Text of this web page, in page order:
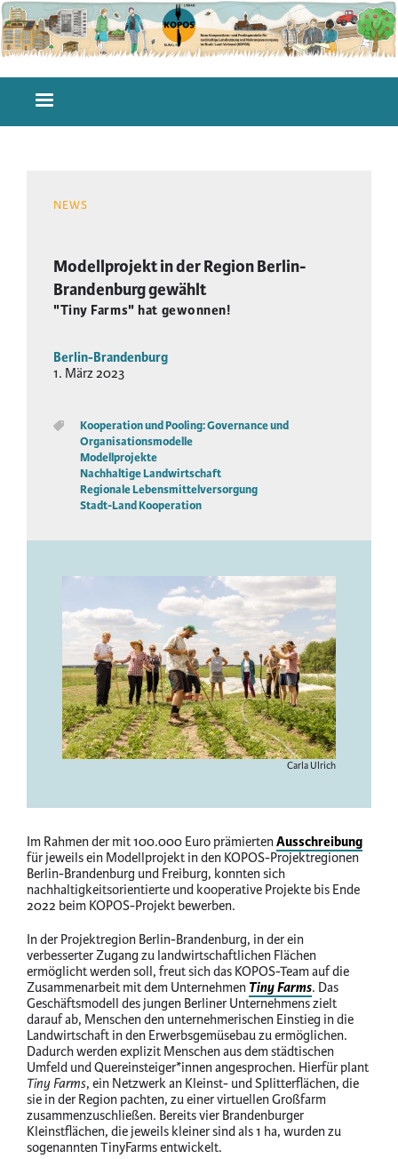
Direkt
zum
Inhalt
Hauptnavigation
NEWS
Modellprojekt in der Region Berlin-
Brandenburg gewählt
"Tiny Farms" hat gewonnen!
Berlin-Brandenburg
DATUM
1. März 2023
Kooperation und Pooling: Governance und
Organisationsmodelle
Modellprojekte
Nachhaltige Landwirtschaft
Regionale Lebensmittelversorgung
Stadt-Land Kooperation
Image
information
Carla Ulrich
Im Rahmen der mit 100.000 Euro prämiertenAusschreibung
für jeweils ein Modellprojekt in den KOPOS-Projektregionen
Berlin-Brandenburg und Freiburg, konnten sich
nachhaltigkeitsorientierte und kooperative Projekte bis Ende
2022 beim KOPOS-Projekt bewerben.
In der Projektregion Berlin-Brandenburg, in der ein
verbesserter Zugang zu landwirtschaftlichen Flächen
ermöglicht werden soll, freut sich das KOPOS-Team auf die
Zusammenarbeit mit dem UnternehmenTiny Farms. Das
Geschäftsmodell des jungen Berliner Unternehmens zielt
darauf ab, Menschen den unternehmerischen Einstieg in die
Landwirtschaft in den Erwerbsgemüsebau zu ermöglichen.
Dadurch werden explizit Menschen aus dem städtischen
Umfeld und Quereinsteiger*innen angesprochen. Hierfür plant
Tiny Farms, ein Netzwerk an Kleinst- und Splitterflächen, die
sie in der Region pachten, zu einer virtuellen Großfarm
zusammenzuschließen. Bereits vier Brandenburger
Kleinstflächen, die jeweils kleiner sind als 1 ha, wurden zu
sogenannten TinyFarms entwickelt.